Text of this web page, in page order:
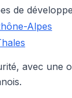
de
Alpes
avec une